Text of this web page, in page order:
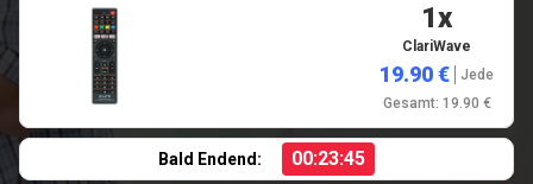
1x
ClariWave
19.90 €
Jede
Gesamt: 19.90 €
Bald Endend: 00:23:44